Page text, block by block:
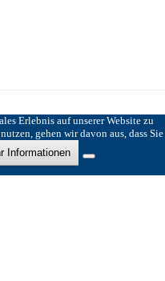
Erlebnis auf unserer Website zu
gehen wir davon aus, dass Sie
Informationen